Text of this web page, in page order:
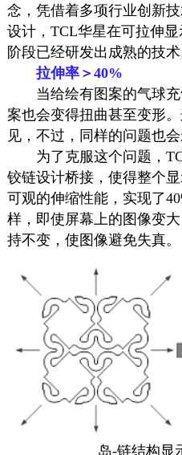
念，凭借着多项行业创新
设计，TCL华星在可拉伸
阶段已经研发出成熟的技术
拉伸率＞40%
当给绘有图案的气球
案也会变得扭曲甚至变形
见，不过，同样的问题也
为了克服这个问题，
铰链设计桥接，使得整个
可观的伸缩性能，实现了
样，即使屏幕上的图像变
持不变，使图像避免失真。
岛-链结构显